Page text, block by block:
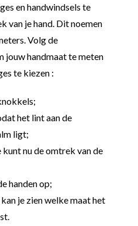
en handwindsels te
van je hand. Dit noemen
Volg de
jouw handmaat te meten
te kiezen :
het lint aan de
ligt;
nu de omtrek van de
handen op;
je zien welke maat het